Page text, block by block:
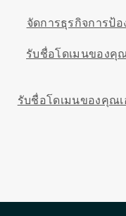
จัดการธุรกิจการป้
รับชื่อโดเมนของคุ
รับชื่อโดเมนของคุณ